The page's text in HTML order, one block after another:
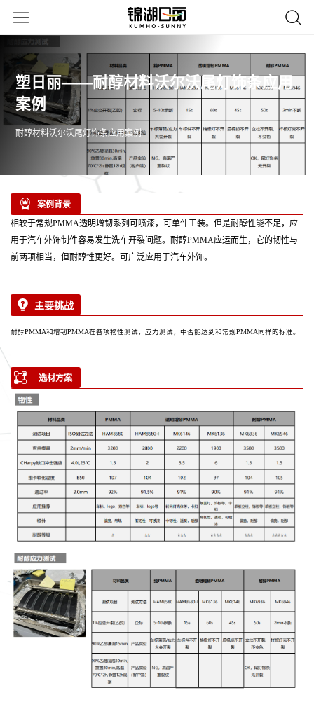
塑日丽——耐醇材料沃尔沃尾灯饰条应用
案例
耐醇材料沃尔沃尾灯饰条应用案例
案例背景
相较于常规PMMA透明增韧系列可喷漆，可单件工装。但是耐醇性能不足，应
用于汽车外饰制件容易发生洗车开裂问题。耐醇PMMA应运而生，它的韧性与
前两项相当，但耐醇性更好。可广泛应用于汽车外饰。
主要挑战
耐醇PMMA和增韧PMMA在各项物性测试，应力测试，中否能达到和常规PMMA同样的标准。
选材方案